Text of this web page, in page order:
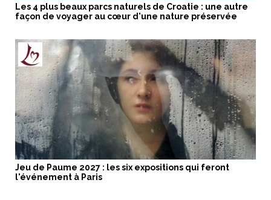
Les 4 plus beaux parcs naturels de Croatie : une autre
façon de voyager au cœur d'une nature préservée
Jeu de Paume 2027 : les six expositions qui feront
l'événement à Paris